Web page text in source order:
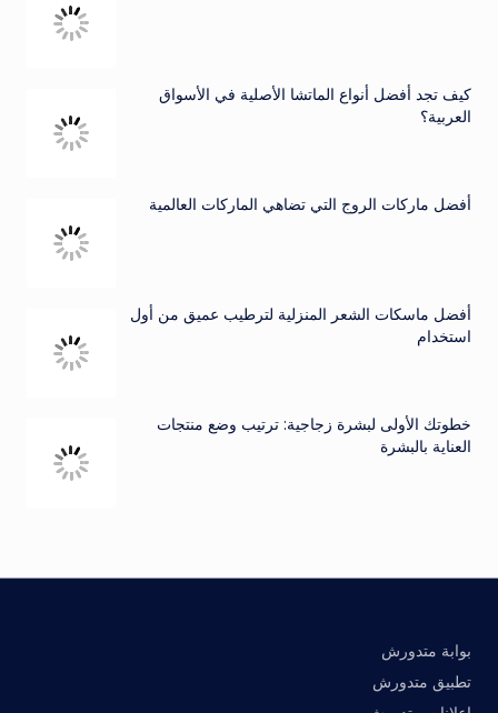
كيف تجد أفضل أنواع الماتشا الأصلية في الأسواق
العربية؟
أفضل ماركات الروج التي تضاهي الماركات العالمية
أفضل ماسكات الشعر المنزلية لترطيب عميق من أول
استخدام
خطوتك الأولى لبشرة زجاجية: ترتيب وضع منتجات
العناية بالبشرة
بوابة متدورش
تطبيق متدورش